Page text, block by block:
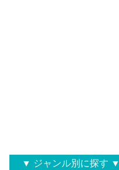
▼ ジャンル別に探す ▼